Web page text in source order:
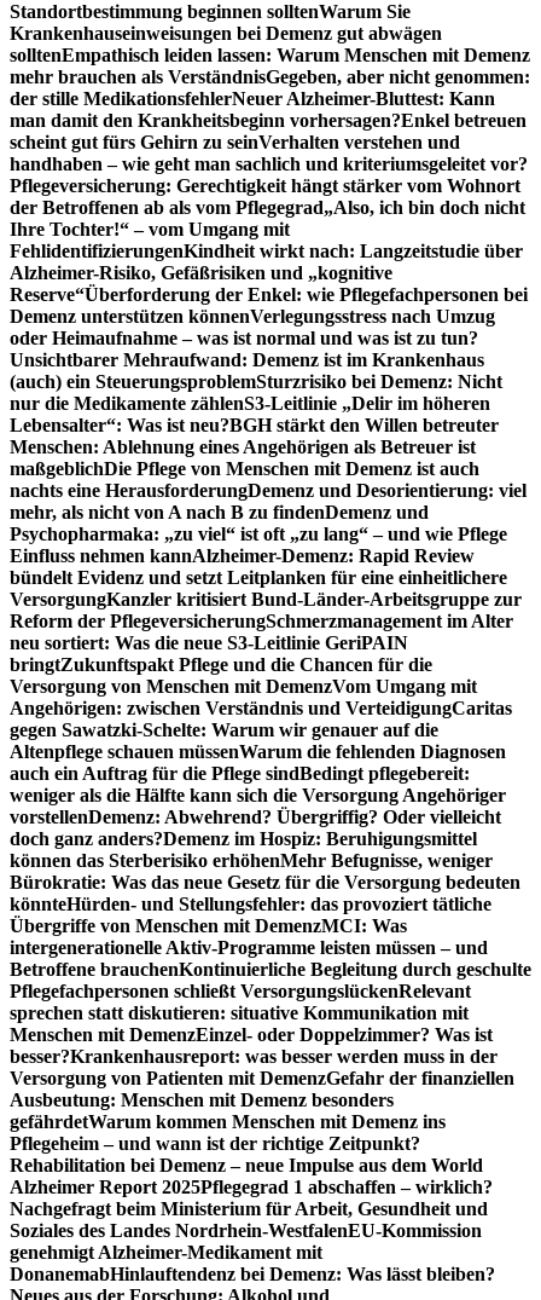
Standortbestimmung beginnen solltenWarum Sie
Krankenhauseinweisungen bei Demenz gut abwägen
solltenEmpathisch leiden lassen: Warum Menschen mit Demenz
mehr brauchen als VerständnisGegeben, aber nicht genommen:
der stille MedikationsfehlerNeuer Alzheimer-Bluttest: Kann
man damit den Krankheitsbeginn vorhersagen?Enkel betreuen
scheint gut fürs Gehirn zu seinVerhalten verstehen und
handhaben – wie geht man sachlich und kriteriumsgeleitet vor?
Pflegeversicherung: Gerechtigkeit hängt stärker vom Wohnort
der Betroffenen ab als vom Pflegegrad„Also, ich bin doch nicht
Ihre Tochter!“ – vom Umgang mit
FehlidentifizierungenKindheit wirkt nach: Langzeitstudie über
Alzheimer-Risiko, Gefäßrisiken und „kognitive
Reserve“Überforderung der Enkel: wie Pflegefachpersonen bei
Demenz unterstützen könnenVerlegungsstress nach Umzug
oder Heimaufnahme – was ist normal und was ist zu tun?
Unsichtbarer Mehraufwand: Demenz ist im Krankenhaus
(auch) ein SteuerungsproblemSturzrisiko bei Demenz: Nicht
nur die Medikamente zählenS3-Leitlinie „Delir im höheren
Lebensalter“: Was ist neu?BGH stärkt den Willen betreuter
Menschen: Ablehnung eines Angehörigen als Betreuer ist
maßgeblichDie Pflege von Menschen mit Demenz ist auch
nachts eine HerausforderungDemenz und Desorientierung: viel
mehr, als nicht von A nach B zu findenDemenz und
Psychopharmaka: „zu viel“ ist oft „zu lang“ – und wie Pflege
Einfluss nehmen kannAlzheimer-Demenz: Rapid Review
bündelt Evidenz und setzt Leitplanken für eine einheitlichere
VersorgungKanzler kritisiert Bund-Länder-Arbeitsgruppe zur
Reform der PflegeversicherungSchmerzmanagement im Alter
neu sortiert: Was die neue S3-Leitlinie GeriPAIN
bringtZukunftspakt Pflege und die Chancen für die
Versorgung von Menschen mit DemenzVom Umgang mit
Angehörigen: zwischen Verständnis und VerteidigungCaritas
gegen Sawatzki-Schelte: Warum wir genauer auf die
Altenpflege schauen müssenWarum die fehlenden Diagnosen
auch ein Auftrag für die Pflege sindBedingt pflegebereit:
weniger als die Hälfte kann sich die Versorgung Angehöriger
vorstellenDemenz: Abwehrend? Übergriffig? Oder vielleicht
doch ganz anders?Demenz im Hospiz: Beruhigungsmittel
können das Sterberisiko erhöhenMehr Befugnisse, weniger
Bürokratie: Was das neue Gesetz für die Versorgung bedeuten
könnteHürden- und Stellungsfehler: das provoziert tätliche
Übergriffe von Menschen mit DemenzMCI: Was
intergenerationelle Aktiv-Programme leisten müssen – und
Betroffene brauchenKontinuierliche Begleitung durch geschulte
Pflegefachpersonen schließt VersorgungslückenRelevant
sprechen statt diskutieren: situative Kommunikation mit
Menschen mit DemenzEinzel- oder Doppelzimmer? Was ist
besser?Krankenhausreport: was besser werden muss in der
Versorgung von Patienten mit DemenzGefahr der finanziellen
Ausbeutung: Menschen mit Demenz besonders
gefährdetWarum kommen Menschen mit Demenz ins
Pflegeheim – und wann ist der richtige Zeitpunkt?
Rehabilitation bei Demenz – neue Impulse aus dem World
Alzheimer Report 2025Pflegegrad 1 abschaffen – wirklich?
Nachgefragt beim Ministerium für Arbeit, Gesundheit und
Soziales des Landes Nordrhein-WestfalenEU-Kommission
genehmigt Alzheimer-Medikament mit
DonanemabHinlauftendenz bei Demenz: Was lässt bleiben?